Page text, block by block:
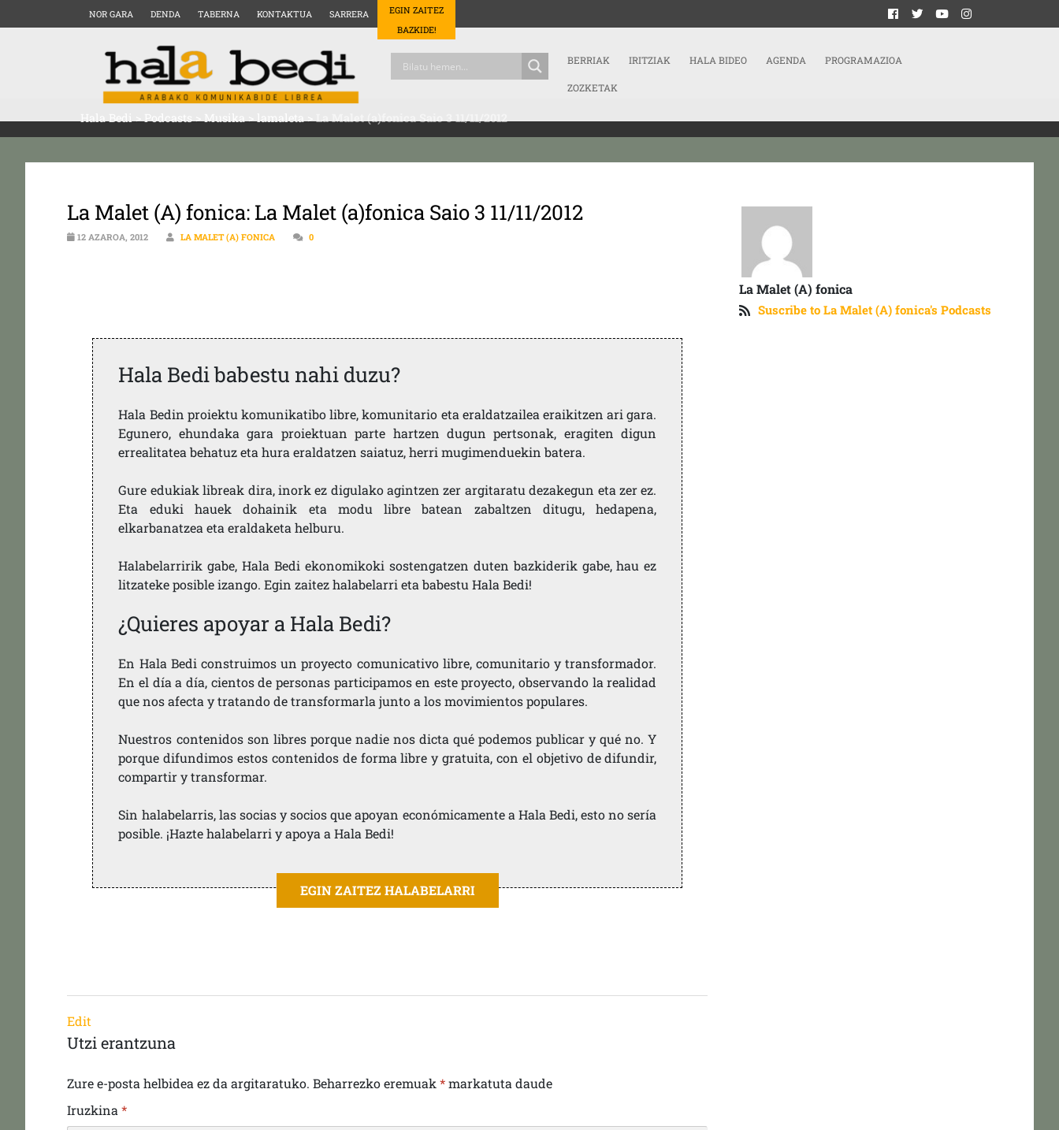
NOR GARA DENDA TABERNA KONTAKTUA SARRERA
EGIN ZAITEZ
BAZKIDE!
BERRIAK IRITZIAK HALA BIDEO AGENDA PROGRAMAZIOA
ZOZKETAK
Hala Bedi>Podcasts>Musika>lamaleta>La Malet (a)fonica Saio 3 11/11/2012
La Malet (A) fonica: La Malet (a)fonica Saio 3 11/11/2012
12 AZAROA, 2012 LA MALET (A) FONICA 0
Hala Bedi babestu nahi duzu?
Hala Bedin proiektu komunikatibo libre, komunitario eta eraldatzailea eraikitzen ari gara.
Egunero, ehundaka gara proiektuan parte hartzen dugun pertsonak, eragiten digun
errealitatea behatuz eta hura eraldatzen saiatuz, herri mugimenduekin batera.
Gure edukiak libreak dira, inork ez digulako agintzen zer argitaratu dezakegun eta zer ez.
Eta eduki hauek dohainik eta modu libre batean zabaltzen ditugu, hedapena,
elkarbanatzea eta eraldaketa helburu.
Halabelarririk gabe, Hala Bedi ekonomikoki sostengatzen duten bazkiderik gabe, hau ez
litzateke posible izango. Egin zaitez halabelarri eta babestu Hala Bedi!
¿Quieres apoyar a Hala Bedi?
En Hala Bedi construimos un proyecto comunicativo libre, comunitario y transformador.
En el día a día, cientos de personas participamos en este proyecto, observando la realidad
que nos afecta y tratando de transformarla junto a los movimientos populares.
Nuestros contenidos son libres porque nadie nos dicta qué podemos publicar y qué no. Y
porque difundimos estos contenidos de forma libre y gratuita, con el objetivo de difundir,
compartir y transformar.
Sin halabelarris, las socias y socios que apoyan económicamente a Hala Bedi, esto no sería
posible. ¡Hazte halabelarri y apoya a Hala Bedi!
EGIN ZAITEZ HALABELARRI
Edit
Utzi erantzuna
Zure e-posta helbidea ez da argitaratuko. Beharrezko eremuak*markatuta daude
Iruzkina*
La Malet (A) fonica
Suscribe to La Malet (A) fonica's Podcasts